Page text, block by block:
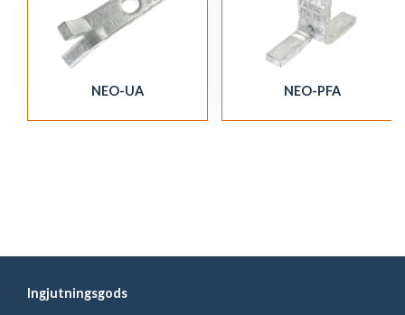
Ingjutningsgods
NEO-UA NEO-PFA